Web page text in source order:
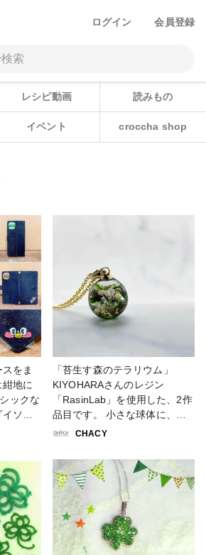
ログイン 会員登録
レシピ動画 読みもの
イベント croccha shop
をま
地に
ックな
ソー
液とセ
コーテ
として
を入れ
帳型ス
ネイビ
均 #
「苔生す森のテラリウム」
KIYOHARAさんのレジン
「RasinLab」を使用した、2作
品目です。 小さな球体に、苔
生す森をイメージして作りまし
ているナチュラル感のあるファ
ンタジーな森です。 乾燥山苔
を下に敷き、かすみ草とネイル
用の石、ゴールドブリオンを封
入しました。 レジンは透明感
があり匂いも気にならなくて、
硬化直後もツルサラでキレイな
CHACY